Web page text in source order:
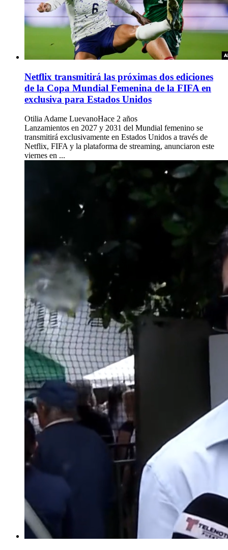
Netflix transmitirá las próximas dos ediciones
de la Copa Mundial Femenina de la FIFA en
exclusiva para Estados Unidos
Otilia Adame LuevanoHace 2 años
Lanzamientos en 2027 y 2031 del Mundial femenino se
transmitirá exclusivamente en Estados Unidos a través de
Netflix, FIFA y la plataforma de streaming, anunciaron este
viernes en ...